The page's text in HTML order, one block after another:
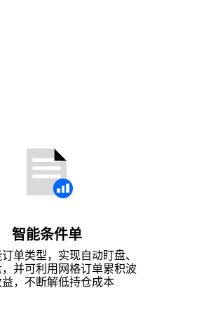
智能条件单
单类型，实现自动盯盘、
并可利用网格订单累积波
，不断解低持仓成本